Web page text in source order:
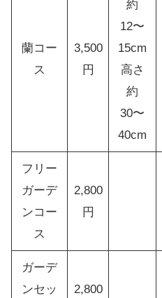
蘭コー
ス
3,500
円
約
12〜
15cm
高さ
約
30〜
40cm
フリー
ガーデ
ンコー
ス
2,800
円
ガーデ
ンセッ
2,800